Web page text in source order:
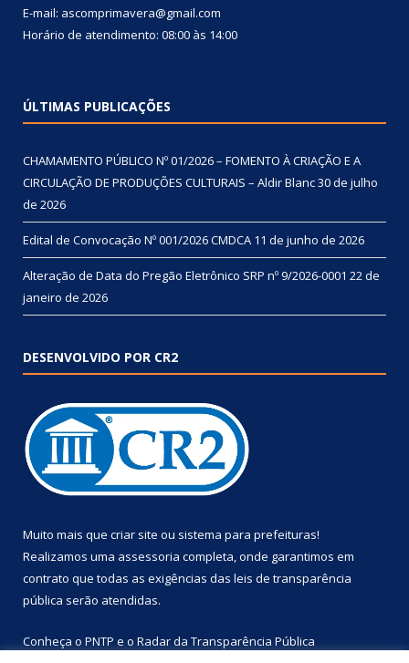
E-mail: ascomprimavera@gmail.com
Horário de atendimento: 08:00 às 14:00
ÚLTIMAS PUBLICAÇÕES
CHAMAMENTO PÚBLICO Nº 01/2026 – FOMENTO À CRIAÇÃO E A
CIRCULAÇÃO DE PRODUÇÕES CULTURAIS – Aldir Blanc30 de julho
de 2026
Edital de Convocação Nº 001/2026 CMDCA 11 de junho de 2026
Alteração de Data do Pregão Eletrônico SRP nº 9/2026-0001 22 de
janeiro de 2026
DESENVOLVIDO POR CR2
Muito mais que criar site ou sistema para prefeituras!
Realizamos uma assessoria completa, onde garantimos em
contrato que todas as exigências das leis de transparência
pública serão atendidas.
Conheça o PNTP e o Radar da Transparência Pública